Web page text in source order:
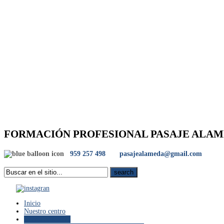
FORMACIÓN PROFESIONAL PASAJE
959 257 498 pasajealameda@gmail.com
Inicio
Nuestro centro